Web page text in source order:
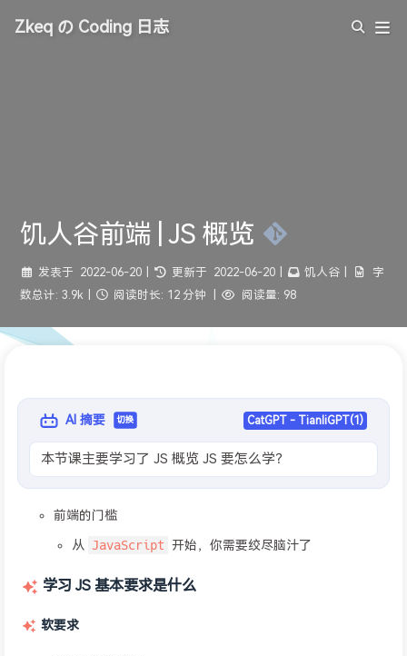
Zkeq の Coding 日志
饥人谷前端 | JS 概览
发表于 2022-06-20 更新于 2022-06-20 饥人谷
字
数总计: 3.9k 阅读时长: 12 分钟 阅读量: 98
AI 摘要 切换 CatGPT - TianliGPT(1)
本节课主要学习了 JS 概览 JS 要怎么学？
前端的门槛
从 JavaScript 开始，你需要绞尽脑汁了
学习 JS 基本要求是什么
软要求